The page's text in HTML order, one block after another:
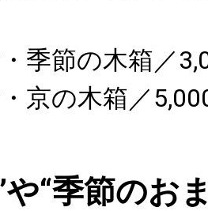
・季節の木箱／
・京の木箱／
や“季節のお